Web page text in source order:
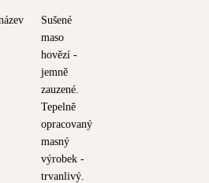
Sušené
maso
hovězí -
jemně
zauzené.
Tepelně
opracovaný
masný
výrobek -
trvanlivý.